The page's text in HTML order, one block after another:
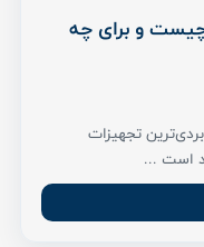
چیست و برای چه
تجهیزات
است ...